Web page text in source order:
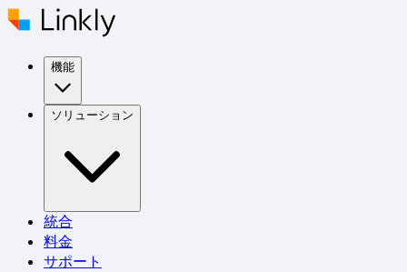
機能
ソリューション
統合
料金
サポート